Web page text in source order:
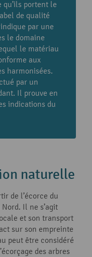
qu’ils portent le
de qualité
par une
le domaine
le matériau
aux
harmonisées.
par un
Il prouve en
indications du
naturelle
de l’écorce du
Il ne s’agit
et son transport
sur son empreinte
peut être considéré
des arbres